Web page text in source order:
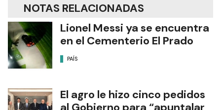
NOTAS RELACIONADAS
Lionel Messi ya se encuentra
en el Cementerio El Prado
PAÍS
El agro le hizo cinco pedidos